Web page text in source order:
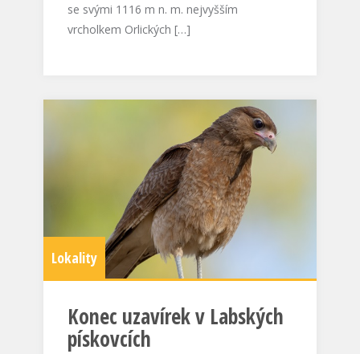
se svými 1116 m n. m. nejvyšším
vrcholkem Orlických […]
Lokality
Konec uzavírek v Labských
pískovcích